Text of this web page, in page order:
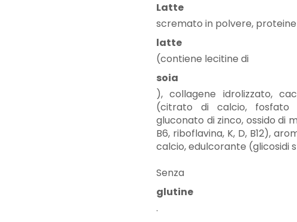
Latte
scremato in polvere,
latte
(contiene lecitine di
soia
), collagene idrolizzato,
(citrato di calcio, fosfato
gluconato di zinco, ossido di
B6, riboflavina, K, D, B12),
calcio, edulcorante (glicosidi
Senza
glutine
.